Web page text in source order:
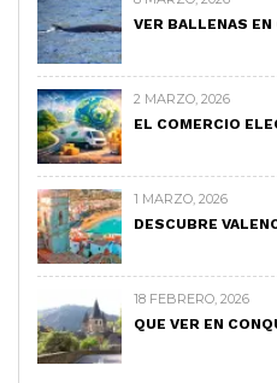
VER BALLENAS EN
2 MARZO, 2026
EL COMERCIO
1 MARZO, 2026
DESCUBRE
18 FEBRERO, 2026
QUE VER EN